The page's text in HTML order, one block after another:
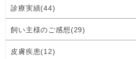
診療実績(44)
飼い主様のご感想(29)
皮膚疾患(12)